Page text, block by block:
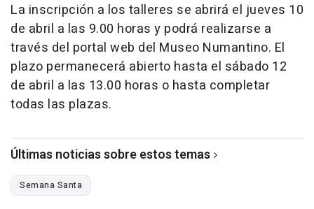
La inscripción a los talleres se abrirá el jueves 10
de abril a las 9.00 horas y podrá realizarse a
través del portal web del Museo Numantino. El
plazo permanecerá abierto hasta el sábado 12
de abril a las 13.00 horas o hasta completar
todas las plazas.
Últimas noticias sobre estos temas
Semana Santa